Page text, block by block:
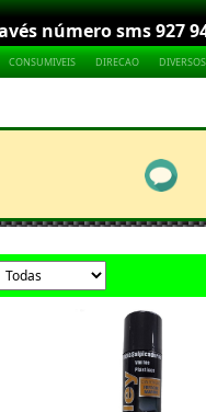
número sms 927
CONSUMIVEIS DIRECAO DIVERSOS